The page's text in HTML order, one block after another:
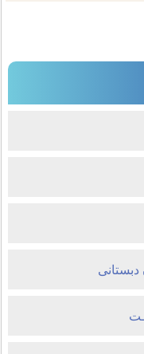
دبستانی